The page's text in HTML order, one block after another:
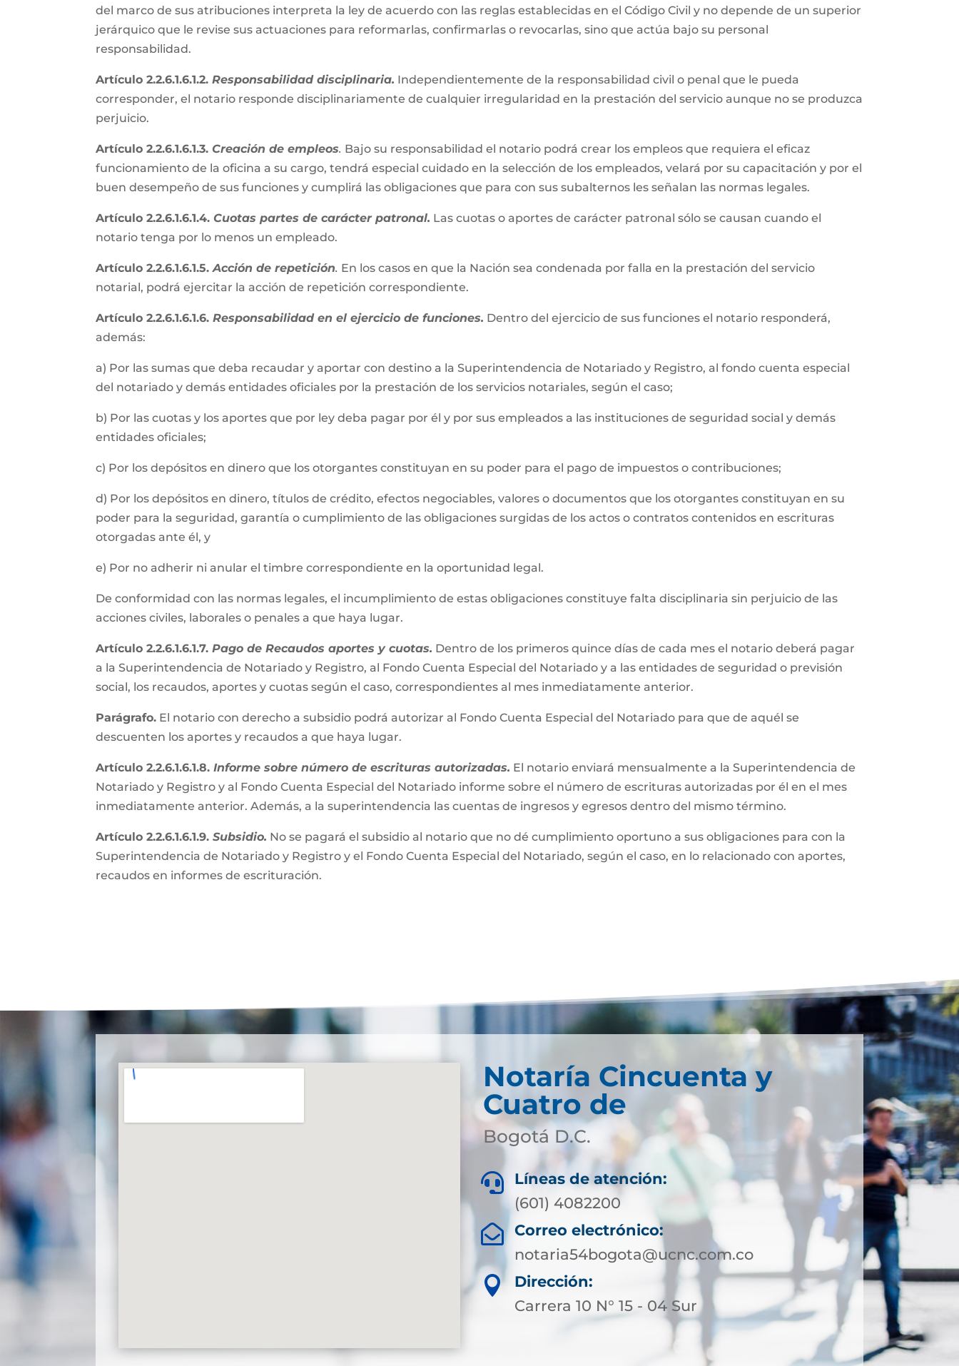
del marco de sus atribuciones interpreta la ley de acuerdo con las reglas establecidas en el Código Civil y no depende de un superior
jerárquico que le revise sus actuaciones para reformarlas, confirmarlas o revocarlas, sino que actúa bajo su personal
responsabilidad.
Artículo 2.2.6.1.6.1.2. Responsabilidad disciplinaria. Independientemente de la responsabilidad civil o penal que le pueda
corresponder, el notario responde disciplinariamente de cualquier irregularidad en la prestación del servicio aunque no se produzca
perjuicio.
Artículo 2.2.6.1.6.1.3.Creación de empleos. Bajo su responsabilidad el notario podrá crear los empleos que requiera el eficaz
funcionamiento de la oficina a su cargo, tendrá especial cuidado en la selección de los empleados, velará por su capacitación y por el
buen desempeño de sus funciones y cumplirá las obligaciones que para con sus subalternos les señalan las normas legales.
Artículo 2.2.6.1.6.1.4.Cuotas partes de carácter patronal. Las cuotas o aportes de carácter patronal sólo se causan cuando el
notario tenga por lo menos un empleado.
Artículo 2.2.6.1.6.1.5.Acción de repetición. En los casos en que la Nación sea condenada por falla en la prestación del servicio
notarial, podrá ejercitar la acción de repetición correspondiente.
Artículo 2.2.6.1.6.1.6.Responsabilidad en el ejercicio de funciones. Dentro del ejercicio de sus funciones el notario responderá,
además:
a) Por las sumas que deba recaudar y aportar con destino a la Superintendencia de Notariado y Registro, al fondo cuenta especial
del notariado y demás entidades oficiales por la prestación de los servicios notariales, según el caso;
b) Por las cuotas y los aportes que por ley deba pagar por él y por sus empleados a las instituciones de seguridad social y demás
entidades oficiales;
c) Por los depósitos en dinero que los otorgantes constituyan en su poder para el pago de impuestos o contribuciones;
d) Por los depósitos en dinero, títulos de crédito, efectos negociables, valores o documentos que los otorgantes constituyan en su
poder para la seguridad, garantía o cumplimiento de las obligaciones surgidas de los actos o contratos contenidos en escrituras
otorgadas ante él, y
e) Por no adherir ni anular el timbre correspondiente en la oportunidad legal.
De conformidad con las normas legales, el incumplimiento de estas obligaciones constituye falta disciplinaria sin perjuicio de las
acciones civiles, laborales o penales a que haya lugar.
Artículo 2.2.6.1.6.1.7.Pago de Recaudos aportes y cuotas. Dentro de los primeros quince días de cada mes el notario deberá pagar
a la Superintendencia de Notariado y Registro, al Fondo Cuenta Especial del Notariado y a las entidades de seguridad o previsión
social, los recaudos, aportes y cuotas según el caso, correspondientes al mes inmediatamente anterior.
Parágrafo. El notario con derecho a subsidio podrá autorizar al Fondo Cuenta Especial del Notariado para que de aquél se
descuenten los aportes y recaudos a que haya lugar.
Artículo 2.2.6.1.6.1.8.Informe sobre número de escrituras autorizadas. El notario enviará mensualmente a la Superintendencia de
Notariado y Registro y al Fondo Cuenta Especial del Notariado informe sobre el número de escrituras autorizadas por él en el mes
inmediatamente anterior. Además, a la superintendencia las cuentas de ingresos y egresos dentro del mismo término.
Artículo 2.2.6.1.6.1.9.Subsidio. No se pagará el subsidio al notario que no dé cumplimiento oportuno a sus obligaciones para con la
Superintendencia de Notariado y Registro y el Fondo Cuenta Especial del Notariado, según el caso, en lo relacionado con aportes,
recaudos en informes de escrituración.
Notaría Cincuenta y
Cuatro de
Bogotá D.C.

Líneas de atención:
(601) 4082200

Correo electrónico:
notaria54bogota@ucnc.com.co

Dirección:
Carrera 10 N° 15 - 04 Sur